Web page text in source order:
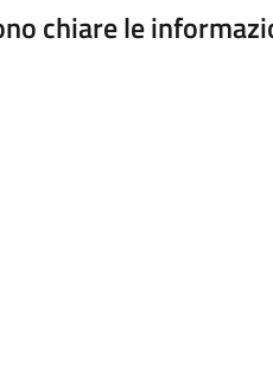
chiare le